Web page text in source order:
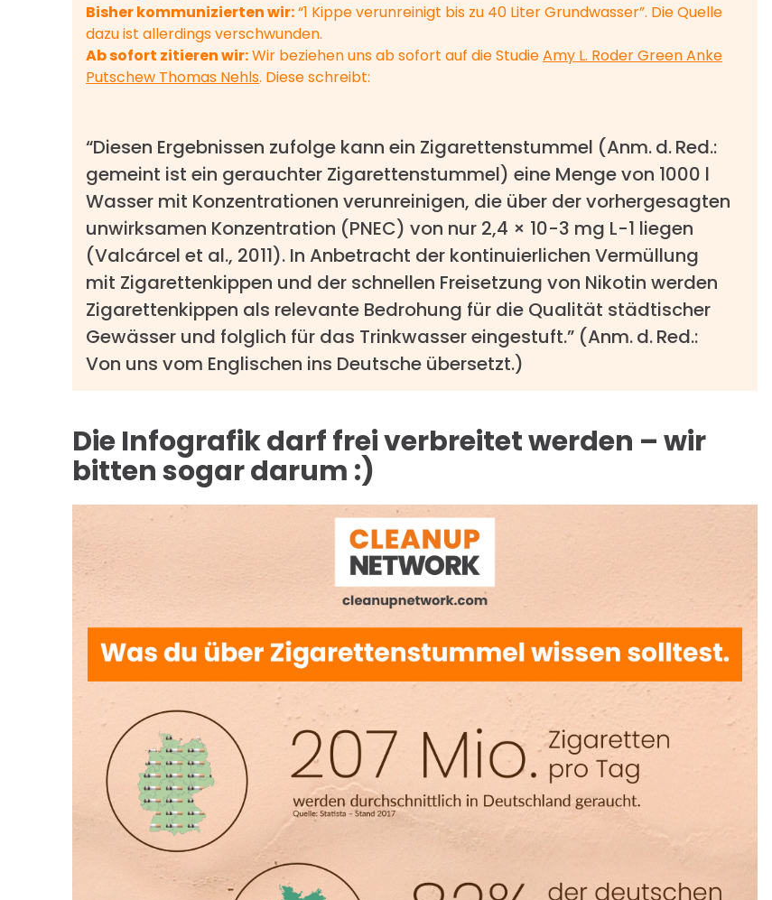
Bisher kommunizierten wir:“1 Kippe verunreinigt bis zu 40 Liter Grundwasser”. Die Quelle
dazu ist allerdings verschwunden.
Ab sofort zitieren wir:Wir beziehen uns ab sofort auf die StudieAmy L. Roder Green Anke
Putschew Thomas Nehls. Diese schreibt:
“Diesen Ergebnissen zufolge kann ein Zigarettenstummel (Anm. d. Red.:
gemeint ist ein gerauchter Zigarettenstummel) eine Menge von 1000 l
Wasser mit Konzentrationen verunreinigen, die über der vorhergesagten
unwirksamen Konzentration (PNEC) von nur 2,4 × 10-3 mg L-1 liegen
(Valcárcel et al., 2011). In Anbetracht der kontinuierlichen Vermüllung
mit Zigarettenkippen und der schnellen Freisetzung von Nikotin werden
Zigarettenkippen als relevante Bedrohung für die Qualität städtischer
Gewässer und folglich für das Trinkwasser eingestuft.” (Anm. d. Red.:
Von uns vom Englischen ins Deutsche übersetzt.)
Die Infografik darf frei verbreitet werden – wir
bitten sogar darum :)